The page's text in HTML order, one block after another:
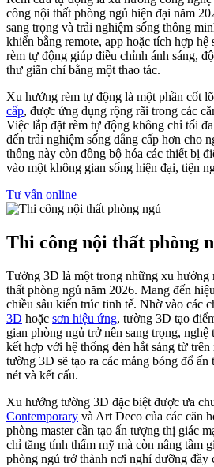
công nội thất phòng ngủ hiện đại năm
sang trọng và trải nghiệm sống thông
khiển bằng remote, app hoặc tích hợp
rèm tự động giúp điều chỉnh ánh sáng,
thư giãn chỉ bằng một thao tác.
Xu hướng rèm tự động là một phần cốt
cấp, được ứng dụng rộng rãi trong các
Việc lắp đặt rèm tự động không chỉ tối
đến trải nghiệm sống đẳng cấp hơn cho
thống này còn đồng bộ hóa các thiết bị
vào một không gian sống hiện đại, tiện
Tư vấn online
Thi công nội thất phòng
Tường 3D là một trong những xu hướng
thất phòng ngủ năm 2026. Mang đến
chiều sâu kiến trúc tinh tế. Nhờ vào các
3D hoặc sơn hiệu ứng, tường 3D tạo
gian phòng ngủ trở nên sang trọng,
kết hợp với hệ thống đèn hắt sáng từ
tường 3D sẽ tạo ra các mảng bóng đổ
nét và kết cấu.
Xu hướng tường 3D đặc biệt được ưa
Contemporary và Art Deco của các căn
phòng master cần tạo ấn tượng thị giác
chỉ tăng tính thẩm mỹ mà còn nâng tầm
phòng ngủ trở thành nơi nghỉ dưỡng đầy